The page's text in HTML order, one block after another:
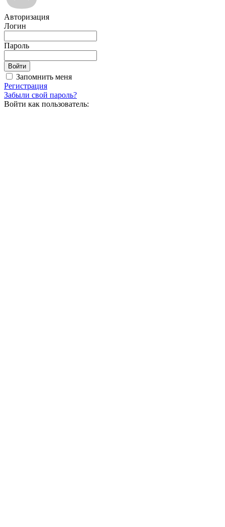
Авторизация
Логин
Пароль
Запомнить меня
Регистрация
Забыли свой пароль?
Войти как пользователь: